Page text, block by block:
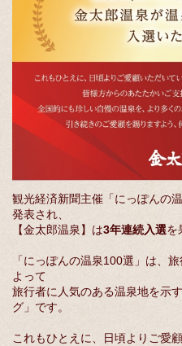
観光経済新聞主催「にっぽんの
発表され、
【金太郎温泉】は3年連続入選を
「にっぽんの温泉100選」は、
よって
旅行者に人気のある温泉地を示
グ」です。
これもひとえに、日頃よりご愛